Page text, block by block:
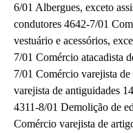
6/01 Albergues, exceto
condutores 4642-7/01
vestuário e acessórios,
7/01 Comércio atacadista
7/01 Comércio varejista
varejista de antiguidades
4311-8/01 Demolição de
Comércio varejista de